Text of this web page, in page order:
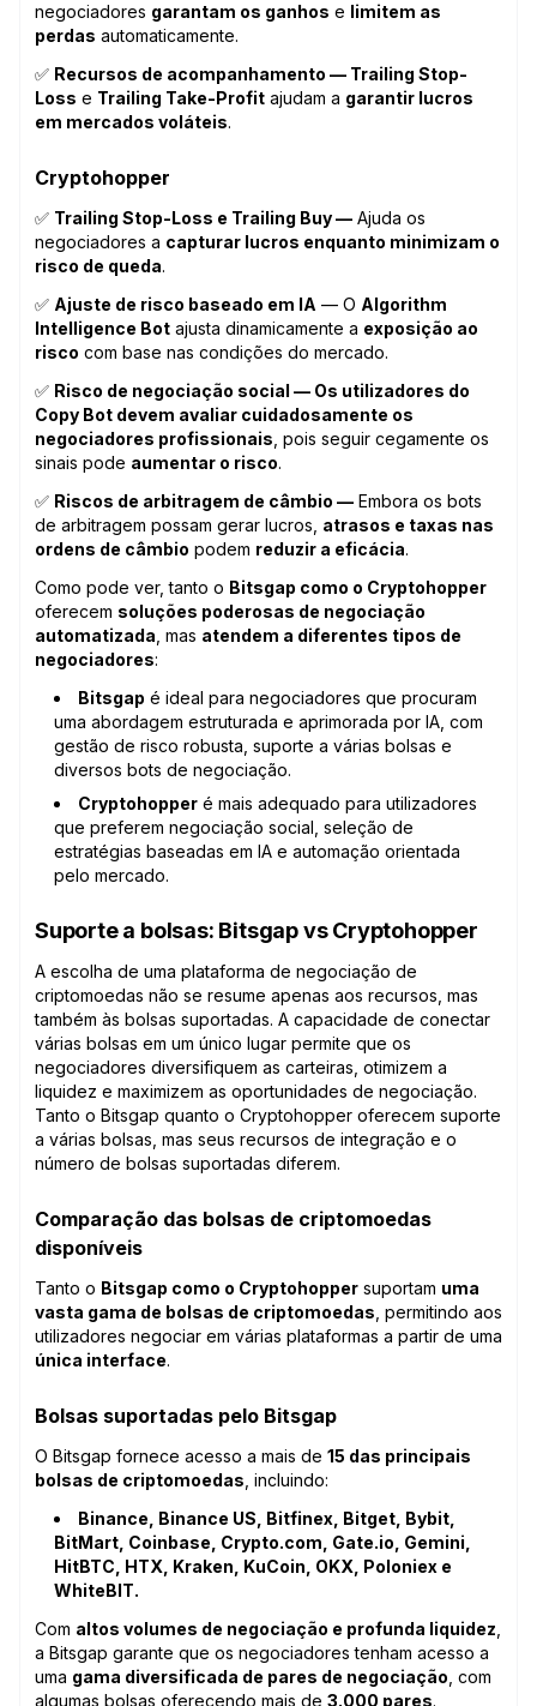
negociadores garantam os ganhos e limitem as
perdas automaticamente.
✅ Recursos de acompanhamento — Trailing Stop-
Loss e Trailing Take-Profit ajudam a garantir lucros
em mercados voláteis.
Cryptohopper
✅ Trailing Stop-Loss e Trailing Buy — Ajuda os
negociadores a capturar lucros enquanto minimizam o
risco de queda.
✅ Ajuste de risco baseado em IA — O Algorithm
Intelligence Bot ajusta dinamicamente a exposição ao
risco com base nas condições do mercado.
✅ Risco de negociação social — Os utilizadores do
Copy Bot devem avaliar cuidadosamente os
negociadores profissionais , pois seguir cegamente os
sinais pode aumentar o risco.
✅ Riscos de arbitragem de câmbio — Embora os bots
de arbitragem possam gerar lucros, atrasos e taxas nas
ordens de câmbio podem reduzir a eficácia.
Como pode ver, tanto o Bitsgap como o Cryptohopper
oferecem soluções poderosas de negociação
automatizada , mas atendem a diferentes tipos de
negociadores:
Bitsgap é ideal para negociadores que procuram
uma abordagem estruturada e aprimorada por IA, com
gestão de risco robusta, suporte a várias bolsas e
diversos bots de negociação.
Cryptohopper é mais adequado para utilizadores
que preferem negociação social, seleção de
estratégias baseadas em IA e automação orientada
pelo mercado.
Suporte a bolsas: Bitsgap vs Cryptohopper
A escolha de uma plataforma de negociação de
criptomoedas não se resume apenas aos recursos, mas
também às bolsas suportadas. A capacidade de conectar
várias bolsas em um único lugar permite que os
negociadores diversifiquem as carteiras, otimizem a
liquidez e maximizem as oportunidades de negociação.
Tanto o Bitsgap quanto o Cryptohopper oferecem suporte
a várias bolsas, mas seus recursos de integração e o
número de bolsas suportadas diferem.
Comparação das bolsas de criptomoedas
disponíveis
Tanto o Bitsgap como o Cryptohopper suportam uma
vasta gama de bolsas de criptomoedas , permitindo aos
utilizadores negociar em várias plataformas a partir de uma
única interface.
Bolsas suportadas pelo Bitsgap
O Bitsgap fornece acesso a mais de 15 das principais
bolsas de criptomoedas , incluindo:
Binance, Binance US, Bitfinex, Bitget, Bybit,
BitMart, Coinbase, Crypto.com, Gate.io, Gemini,
HitBTC, HTX, Kraken, KuCoin, OKX, Poloniex e
WhiteBIT.
Com altos volumes de negociação e profunda liquidez
a Bitsgap garante que os negociadores tenham acesso a
uma gama diversificada de pares de negociação , com
algumas bolsas oferecendo mais de 3.000 pares.